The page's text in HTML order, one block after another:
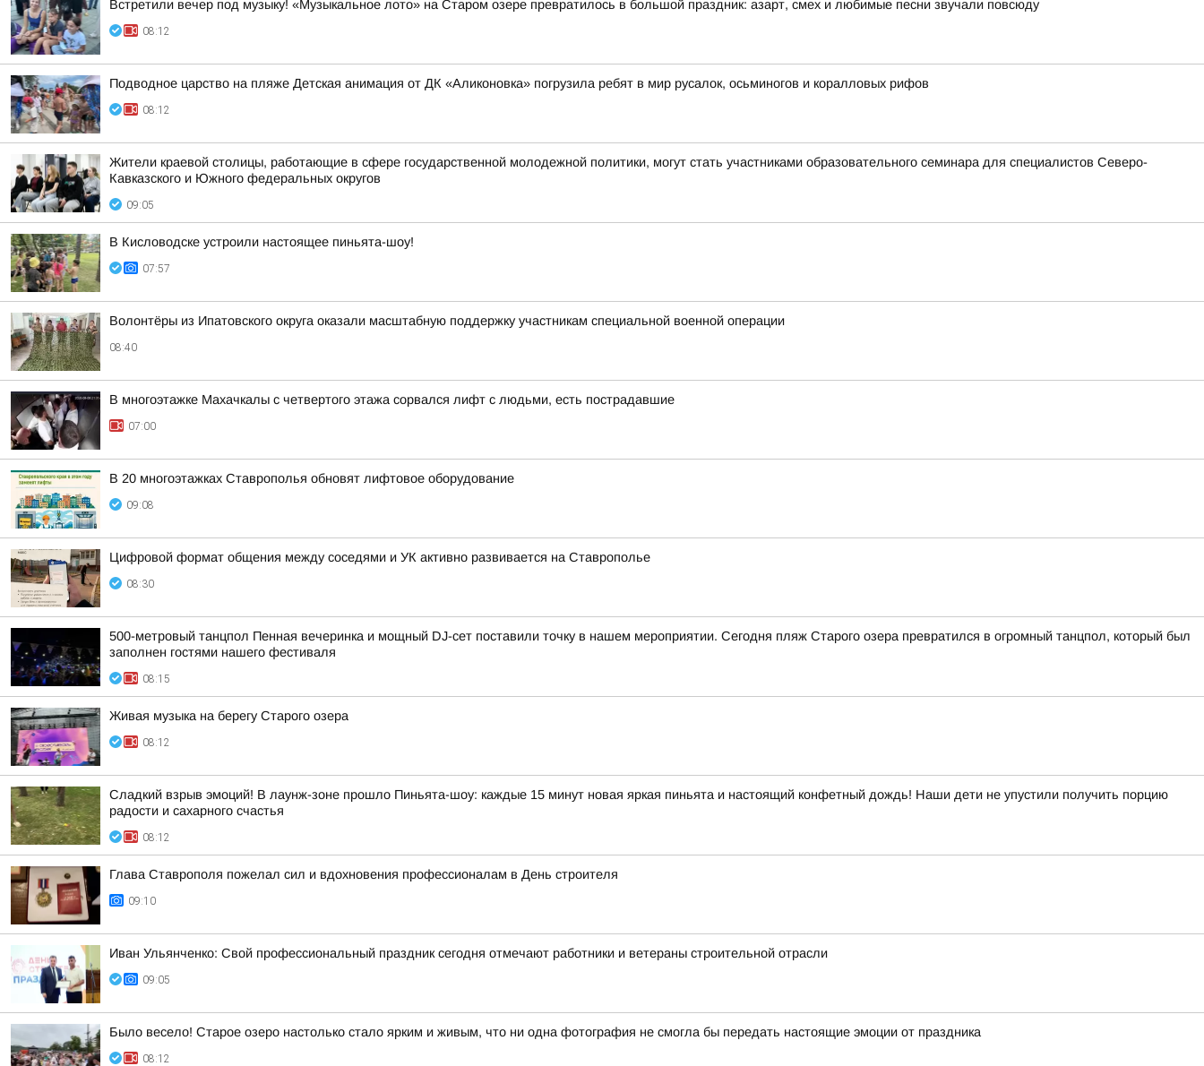
Встретили вечер под музыку! «Музыкальное лото» на Старом озере превратилось в большой праздник: азарт, смех и любимые песни звучали повсюду
08:12
Подводное царство на пляже Детская анимация от ДК «Аликоновка» погрузила ребят в мир русалок, осьминогов и коралловых рифов
08:12
Жители краевой столицы, работающие в сфере государственной молодежной политики, могут стать участниками образовательного семинара для специалистов Северо-
Кавказского и Южного федеральных округов
09:05
В Кисловодске устроили настоящее пиньята-шоу!
07:57
Волонтёры из Ипатовского округа оказали масштабную поддержку участникам специальной военной операции
08:40
В многоэтажке Махачкалы с четвертого этажа сорвался лифт с людьми, есть пострадавшие
07:00
В 20 многоэтажках Ставрополья обновят лифтовое оборудование
09:08
Цифровой формат общения между соседями и УК активно развивается на Ставрополье
08:30
500-метровый танцпол Пенная вечеринка и мощный DJ-сет поставили точку в нашем мероприятии. Сегодня пляж Старого озера превратился в огромный танцпол, который был
заполнен гостями нашего фестиваля
08:15
Живая музыка на берегу Старого озера
08:12
Сладкий взрыв эмоций! В лаунж-зоне прошло Пиньята-шоу: каждые 15 минут новая яркая пиньята и настоящий конфетный дождь! Наши дети не упустили получить порцию
радости и сахарного счастья
08:12
Глава Ставрополя пожелал сил и вдохновения профессионалам в День строителя
09:10
Иван Ульянченко: Свой профессиональный праздник сегодня отмечают работники и ветераны строительной отрасли
09:05
Было весело! Старое озеро настолько стало ярким и живым, что ни одна фотография не смогла бы передать настоящие эмоции от праздника
08:12